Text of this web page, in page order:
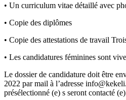
• Un curriculum vitae détaillé avec
• Copie des diplômes
• Copie des attestations de travail
• Les candidatures féminines sont
Le dossier de candidature doit être
2022 par mail à l’adresse
présélectionné (e) s seront contacté